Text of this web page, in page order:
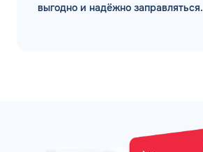
выгодно и надёжно заправляться.